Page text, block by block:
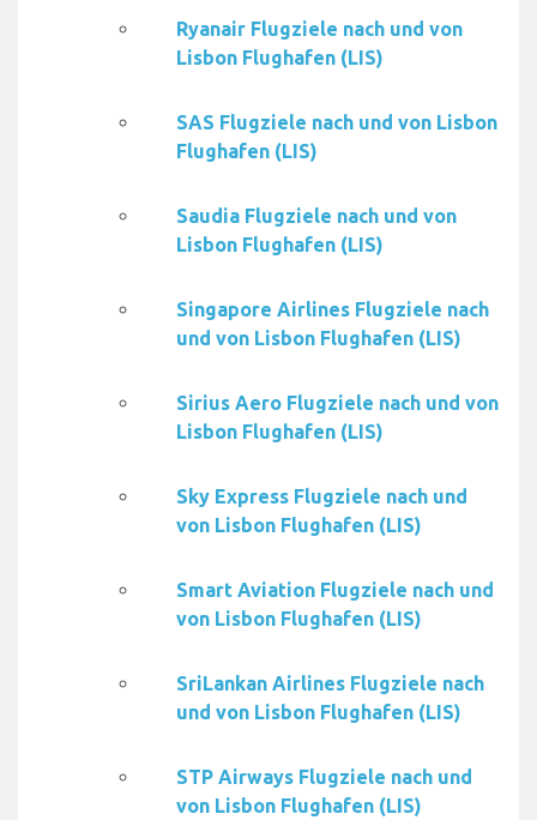
Ryanair Flugziele nach und von
Lisbon Flughafen (LIS)
SAS Flugziele nach und von Lisbon
Flughafen (LIS)
Saudia Flugziele nach und von
Lisbon Flughafen (LIS)
Singapore Airlines Flugziele nach
und von Lisbon Flughafen (LIS)
Sirius Aero Flugziele nach und von
Lisbon Flughafen (LIS)
Sky Express Flugziele nach und
von Lisbon Flughafen (LIS)
Smart Aviation Flugziele nach und
von Lisbon Flughafen (LIS)
SriLankan Airlines Flugziele nach
und von Lisbon Flughafen (LIS)
STP Airways Flugziele nach und
von Lisbon Flughafen (LIS)